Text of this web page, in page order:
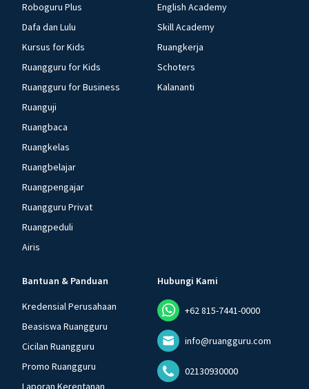
Roboguru Plus
Dafa dan Lulu
Kursus for Kids
Ruangguru for Kids
Ruangguru for Business
Ruanguji
Ruangbaca
Ruangkelas
Ruangbelajar
Ruangpengajar
Ruangguru Privat
Ruangpeduli
Airis
English Academy
Skill Academy
Ruangkerja
Schoters
Kalananti
Bantuan & Panduan
Kredensial Perusahaan
Beasiswa Ruangguru
Cicilan Ruangguru
Promo Ruangguru
Laporan Kerentanan
Hubungi Kami
+62 815-7441-0000
info@ruangguru.com
02130930000